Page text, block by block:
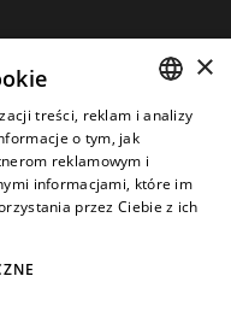
ENGLISH
×
treści, reklam i analizy
o tym, jak
reklamowym i
informacjami, które im
przez Ciebie z ich